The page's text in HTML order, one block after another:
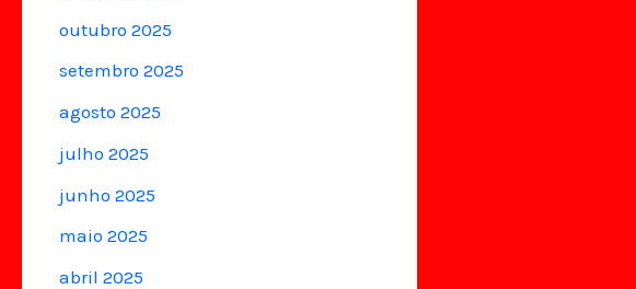
outubro 2025
setembro 2025
agosto 2025
julho 2025
junho 2025
maio 2025
abril 2025